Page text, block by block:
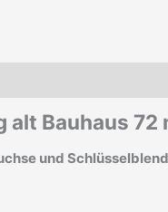
Bauhaus 72
und